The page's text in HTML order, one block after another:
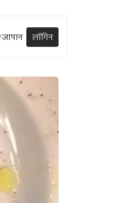
जापान लॉगिन